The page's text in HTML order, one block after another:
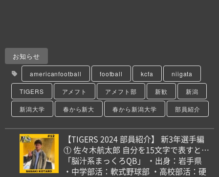
お知らせ
americanfootball football kcfa niigata
TIGERS アメフト アメフト部 新歓 新潟
新潟大学 春から新大 春から新潟大学 部員紹介
【TIGERS 2024 部員紹介】 新3年選手編
① 佐々木航太郎 自分を15文字で表すと…
「脳汁系まっくろQB」 ・出身：岩手県
・中学部活：軟式野球部 ・高校部活：硬